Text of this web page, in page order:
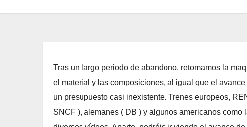
Tras un largo periodo de abandono, retomamos la
el material y las composiciones, al igual que el
un presupuesto casi inexistente. Trenes europeos,
SNCF ), alemanes ( DB ) y algunos americanos como